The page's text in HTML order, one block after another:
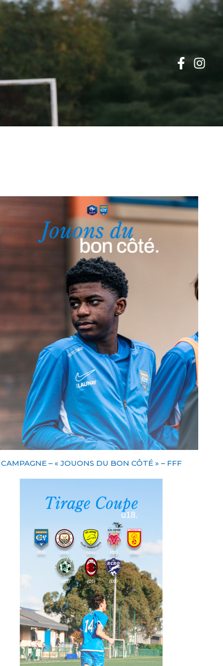
CAMPAGNE – « JOUONS DU BON CÔTÉ » – FFF